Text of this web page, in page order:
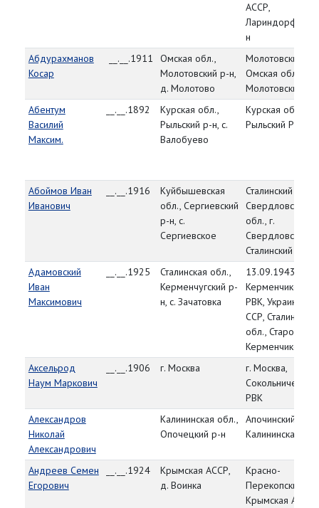
АССР,
Лариндорфский
н
Абдурахманов
Косар
__.__.1911
Омская обл.,
Молотовский р-н,
д. Молотово
Молотовский
Омская обл.,
Молотовский р-н
Абентум
Василий
Максим.
__.__.1892
Курская обл.,
Рыльский р-н, с.
Валобуево
Курская обл.,
Рыльский РВК
Абоймов Иван
Иванович
__.__.1916
Куйбышевская
обл., Сергиевский
р-н, с.
Сергиевское
Сталинский РВК,
Свердловская
обл., г.
Свердловск,
Сталинский р-н
Адамовский
Иван
Максимович
__.__.1925
Сталинская обл.,
Керменчугский р-
н, с. Зачатовка
13.09.1943,
Керменчикский
РВК, Украинская
ССР, Сталинская
обл., Старо-
Керменчикский
Аксельрод
Наум Маркович
__.__.1906 г. Москва
г. Москва,
Сокольнический
РВК
Александров
Николай
Александрович
Калининская обл.,
Опочецкий р-н
Апочинский РВК,
Калининская
Андреев Семен
Егорович
__.__.1924
Крымская АССР,
д. Воинка
Красно-
Перекопский
Крымская АССР,